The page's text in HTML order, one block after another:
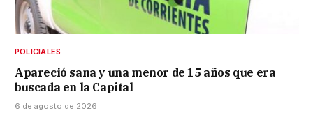
POLICIALES
Apareció sana y una menor de 15 años que era
buscada en la Capital
6 de agosto de 2026